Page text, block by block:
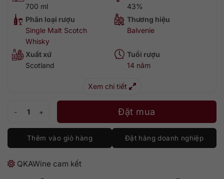
700 ml
43%
Phân loại rượu
Single Malt Scotch
Whisky
Thương hiệu
Balvenie
Xuất xứ
Scotland
Tuổi rượu
14 năm
Xem chi tiết
Balvenie 14 năm Caribbean Cask số lượngĐặt mua
Thêm vào giỏ hàng Đặt hàng doanh nghiệp
QKAWine cam kết